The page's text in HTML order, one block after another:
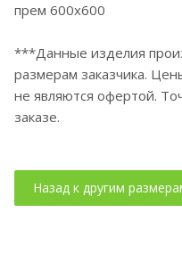
прем 600х600
***Данные изделия
размерам заказчика.
не являются офертой.
заказе.